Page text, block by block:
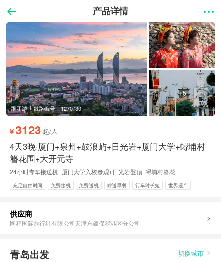
产品详情
跟团游 线路编号：1270730
+5
¥3123 起/人
4天3晚·厦门+泉州+鼓浪屿+日光岩+厦门大学+蟳埔村
簪花围+大开元寺
24小时专车接送机+厦门大学入校参观+日光岩登顶+蟳埔村簪花
充足自由时间 免费接机 免费送机 赠送早餐 行车时长短
世界遗产
供应商
同程国际旅行社有限公司天津东疆保税港区分公司
青岛出发 切换城市